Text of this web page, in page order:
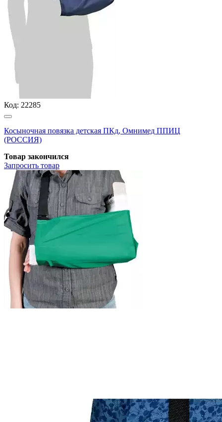
Код: 22285
Косыночная повязка детская ПКд, Омнимед ППИЦ
(РОССИЯ)
Товар закончился
Запросить товар